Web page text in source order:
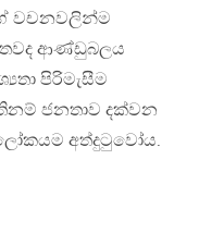
වචනවලින්ම
තවද ආණ්ඩුබලය
පිරිමැසීම
ජනතාව දක්වන
ලෝකයම අත්දුටුවෝය.